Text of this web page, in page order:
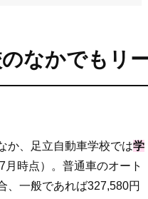
なかでもリ
か、足立自動車学校では学
7月時点）。普通車のオート
、一般であれば327,580円